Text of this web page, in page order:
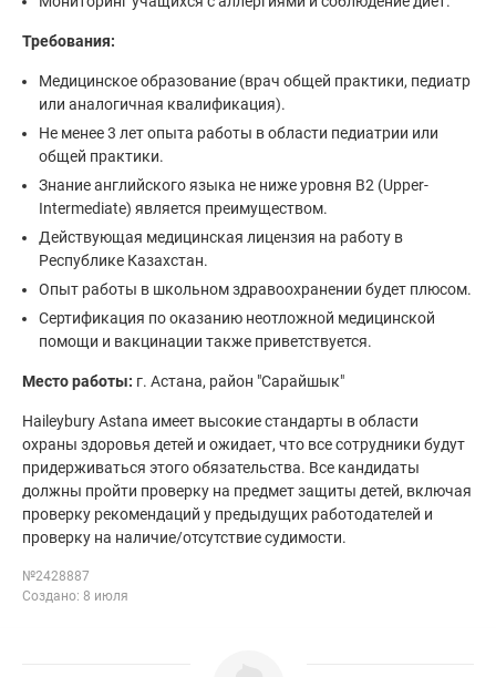
Требования:
Медицинское образование (врач общей практики, педиатр
или аналогичная квалификация).
Не менее 3 лет опыта работы в области педиатрии или
общей практики.
Знание английского языка не ниже уровня B2 (Upper-
Intermediate) является преимуществом.
Действующая медицинская лицензия на работу в
Республике Казахстан.
Опыт работы в школьном здравоохранении будет плюсом.
Сертификация по оказанию неотложной медицинской
помощи и вакцинации также приветствуется.
Место работы: г. Астана, район "Сарайшык"
Haileybury Astana имеет высокие стандарты в области
охраны здоровья детей и ожидает, что все сотрудники будут
придерживаться этого обязательства. Все кандидаты
должны пройти проверку на предмет защиты детей, включая
проверку рекомендаций у предыдущих работодателей и
проверку на наличие/отсутствие судимости.
№2428887
Создано: 8 июля